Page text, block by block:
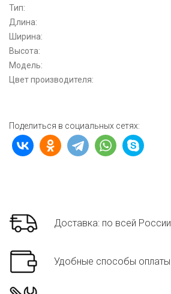
Тип:
Длина:
Ширина:
Высота:
Модель:
Цвет производителя:
Поделиться в социальных сетях:
Доставка: по всей России
Удобные способы оплаты